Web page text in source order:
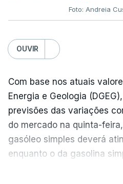
e dos produtos lácteos",
Os preços do açúcar
devido às preocupações
fenómeno El Niño na
FAO. No entanto, o índice
registado no ano passado.
A onda de calor que
Foto: Andreia
OUVIR
Com base nos atuais
Energia e Geologia
previsões das variações
do mercado na quinta-
gasóleo simples deverá
enquanto o da gasolina